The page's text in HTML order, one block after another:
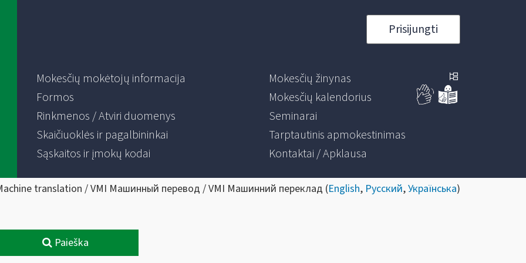
Prisijungti
Mokesčių mokėtojų informacija
Formos
Rinkmenos / Atviri duomenys
Skaičiuoklės ir pagalbininkai
Sąskaitos ir įmokų kodai
Mokesčių žinynas
Mokesčių kalendorius
Seminarai
Tarptautinis apmokestinimas
Kontaktai / Apklausa
translation / VMI Машинный перевод / VMI Машинний переклад (English, Русский,Українська)
Paieška